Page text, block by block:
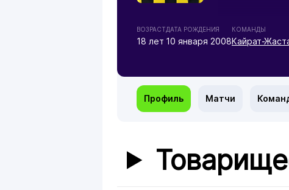
ВОЗРАСТ
18 лет
ДАТА РОЖДЕНИЯ
10 января 2008
КОМАНДЫ
Кайрат-
Профиль Матчи